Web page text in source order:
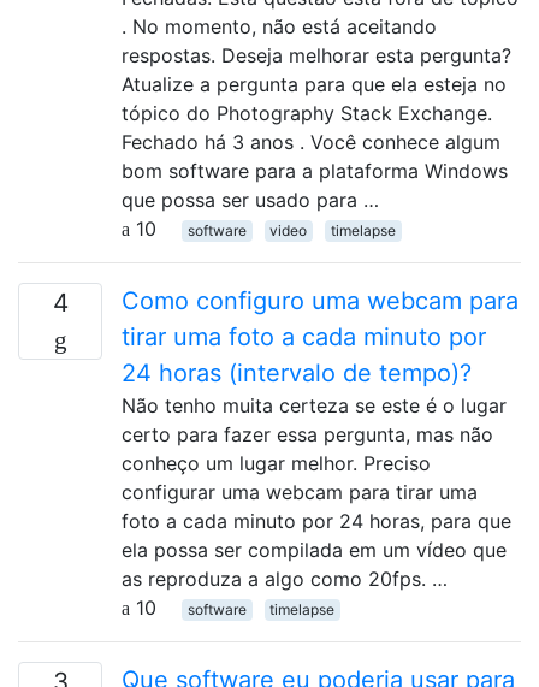
. No momento, não está aceitando
respostas. Deseja melhorar esta pergunta?
Atualize a pergunta para que ela esteja no
tópico do Photography Stack Exchange.
Fechado há 3 anos . Você conhece algum
bom software para a plataforma Windows
que possa ser usado para …
10
software video timelapse
4
Como configuro uma webcam para
tirar uma foto a cada minuto por
24 horas (intervalo de tempo)?
Não tenho muita certeza se este é o lugar
certo para fazer essa pergunta, mas não
conheço um lugar melhor. Preciso
configurar uma webcam para tirar uma
foto a cada minuto por 24 horas, para que
ela possa ser compilada em um vídeo que
as reproduza a algo como 20fps. …
10
software timelapse
Que software eu poderia usar para